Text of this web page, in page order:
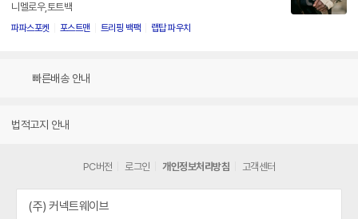
니멜로우,토트백
파파스포켓 포스트맨 트리핑 백팩 랩탑 파우치
빠른배송 안내
법적고지 안내
PC버전 로그인 개인정보처리방침 고객센터
(주) 커넥트웨이브